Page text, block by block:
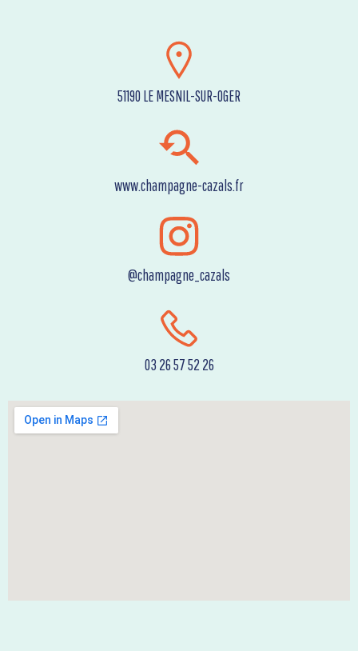
51190 LE MESNIL-SUR-OGER
www.champagne-cazals.fr
@champagne_cazals
03 26 57 52 26